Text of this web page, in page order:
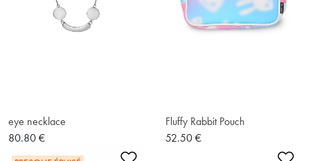
eye necklace
80.80 €
Fluffy Rabbit Pouch
52.50 €